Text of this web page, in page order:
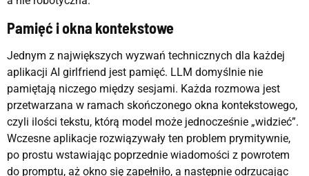
Pamięć i okna kontekstowe
Jednym z największych wyzwań technicznych dla każdej
aplikacji AI girlfriend jest pamięć. LLM domyślnie nie
pamiętają niczego między sesjami. Każda rozmowa jest
przetwarzana w ramach skończonego okna kontekstowego,
czyli ilości tekstu, którą model może jednocześnie „widzieć”.
Wczesne aplikacje rozwiązywały ten problem prymitywnie,
po prostu wstawiając poprzednie wiadomości z powrotem
do promptu, aż okno się zapełniło, a następnie odrzucając